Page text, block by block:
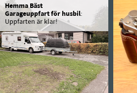
Hemma Bäst
Garageuppfart för husbil:
Uppfarten är klar!